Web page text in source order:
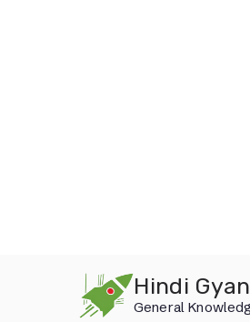
Hindi Gyan
General